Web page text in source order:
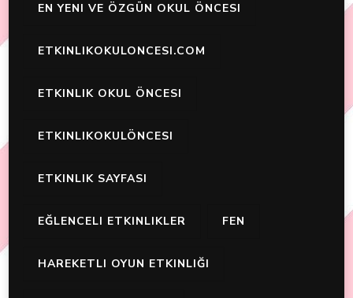
EN YENI VE ÖZGÜN OKUL ÖNCESI
ETKINLIKOKULONCESI.COM
ETKINLIK OKUL ÖNCESI
ETKINLIKOKULÖNCESI
ETKINLIK SAYFASI
EĞLENCELI ETKINLIKLER FEN
HAREKETLI OYUN ETKINLIĞI